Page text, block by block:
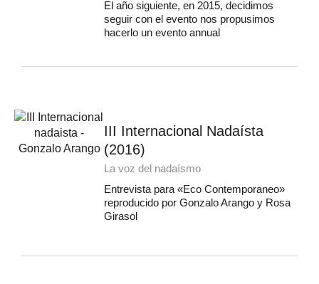
El año siguiente, en 2015, decidimos
seguir con el evento nos propusimos
hacerlo un evento annual
III Internacional Nadaísta
(2016)
La voz del nadaísmo
Entrevista para «Eco Contemporaneo»
reproducido por Gonzalo Arango y Rosa
Girasol